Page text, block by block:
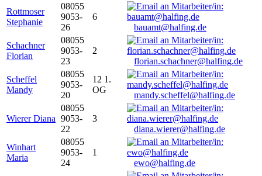
Rottmoser
Stephanie
08055
9053-
26
6
bauamt@halfing.de
Schachner
Florian
08055
9053-
23
2
florian.schachner@halfing.de
Scheffel
Mandy
08055
9053-
20
12 1.
OG
mandy.scheffel@halfing.de
Wierer Diana
08055
9053-
22
3
diana.wierer@halfing.de
Winhart
Maria
08055
9053-
24
1
ewo@halfing.de